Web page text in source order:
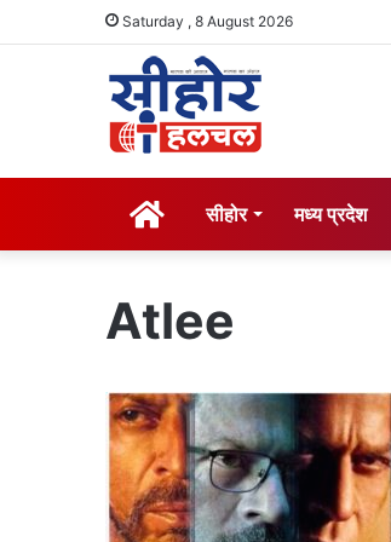
Saturday , 8 August 2026
सीहोर मध्य प्रदेश
Atlee